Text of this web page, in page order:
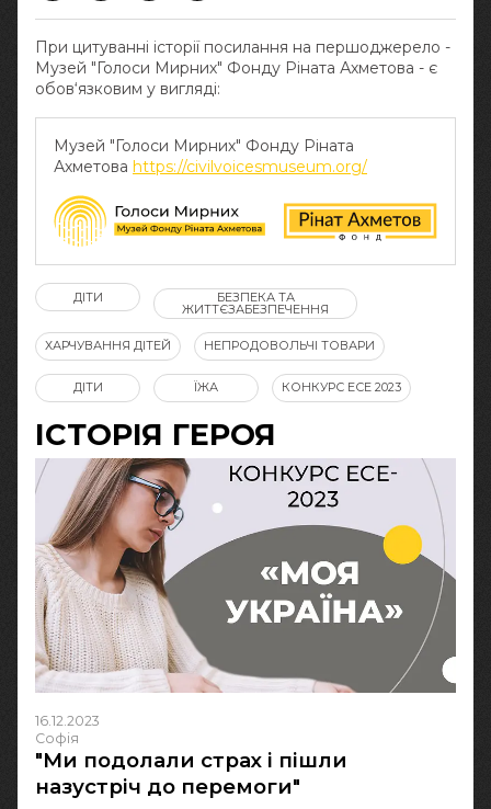
При цитуванні історії посилання на першоджерело -
Музей "Голоси Мирних" Фонду Ріната Ахметова - є
обов‘язковим у вигляді:
Музей "Голоси Мирних" Фонду Ріната
Ахметова https://civilvoicesmuseum.org/
ДІТИ БЕЗПЕКА ТА
ЖИТТЄЗАБЕЗПЕЧЕННЯ
ХАРЧУВАННЯ ДІТЕЙ НЕПРОДОВОЛЬЧІ ТОВАРИ
ДІТИ ЇЖА КОНКУРС ЕСЕ 2023
ІСТОРІЯ ГЕРОЯ
16.12.2023
Софія
"Ми подолали страх і пішли
назустріч до перемоги"